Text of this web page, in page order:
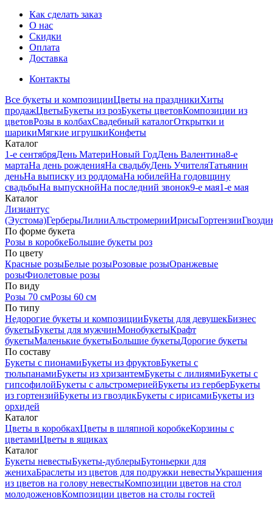
Как сделать заказ
О нас
Скидки
Оплата
Доставка
Контакты
Все букеты и композицииЦветы на праздникиХиты
продажЦветыБукеты из розБукеты цветовКомпозиции из
цветовРозы в колбахСвадебный каталогОткрытки и
шарикиМягкие игрушкиКонфеты
Каталог
1-е сентябряДень МатериНовый ГодДень Валентина8-е
мартаНа день рожденияНа свадьбуДень УчителяТатьянин
деньНа выписку из роддомаНа юбилейНа годовщину
свадьбыНа выпускнойНа последний звонок9-е мая1-е мая
Каталог
Лизиантус
(Эустома)ГерберыЛилииАльстромерииИрисыГортензии
По форме букета
Розы в коробкеБольшие букеты роз
По цвету
Красные розыБелые розыРозовые розыОранжевые
розыФиолетовые розы
По виду
Розы 70 смРозы 60 см
По типу
Недорогие букеты и композицииБукеты для девушекБизнес
букетыБукеты для мужчинМонобукетыКрафт
букетыМаленькие букетыБольшие букетыДорогие букеты
По составу
Букеты с пионамиБукеты из фруктовБукеты с
тюльпанамиБукеты из хризантемБукеты с лилиямиБукеты с
гипсофилойБукеты с альстромериейБукеты из герберБукеты
из гортензийБукеты из гвоздикБукеты с ирисамиБукеты из
орхидей
Каталог
Цветы в коробкахЦветы в шляпной коробкеКорзины с
цветамиЦветы в ящиках
Каталог
Букеты невестыБукеты-дублерыБутоньерки для
женихаБраслеты из цветов для подружки невестыУкрашения
из цветов на голову невестыКомпозиции цветов на стол
молодоженовКомпозиции цветов на столы гостей